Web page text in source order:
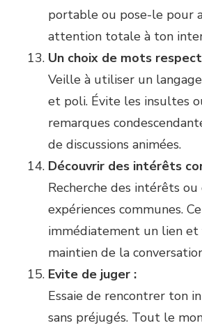
portable ou pose-le pour
attention totale à ton
Un choix de mots
Veille à utiliser un
et poli. Évite les insultes
remarques
de discussions animées.
Découvrir des intérêts
Recherche des intérêts ou
expériences communes.
immédiatement un lien
maintien de la
Evite de juger :
Essaie de rencontrer ton
sans préjugés. Tout le